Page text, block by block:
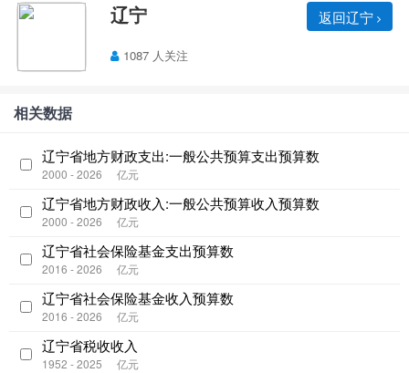
辽宁 返回辽宁
1087 人关注
相关数据
辽宁省地方财政支出:一般公共预算支出预算数
2000 - 2026 亿元
辽宁省地方财政收入:一般公共预算收入预算数
2000 - 2026 亿元
辽宁省社会保险基金支出预算数
2016 - 2026 亿元
辽宁省社会保险基金收入预算数
2016 - 2026 亿元
辽宁省税收收入
1952 - 2025 亿元